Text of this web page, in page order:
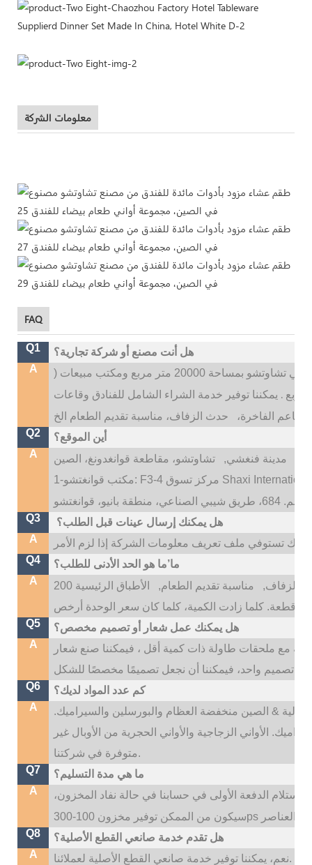
معلومات الشركة
FAQ
Q1
هل أنت مصنع أو شركة تجارية؟
A
20000 متر مربع ومكتب مبيعات (
. يمكننا توفير خدمة الشراء الشامل للفنادق وقاعات
الفاخرة،
Q2
أين الموقع؟
A
مدينة فنغشي,
Q3
هل يمكنك إرسال عينات قبل الطلب؟
A
Q4
ما’ما هو الحد الأدنى للطلب؟
A
الزفاف, مناسبة تقديم الطعام, الأطباق الرئيسية 200
Q5
هل يمكنك عمل شعار أو تصميم مخصص؟
A
إذا كانت اللوحات الرئيسية أكثر من 500 قطعة مع ملحقات طاولة ذات كمية أقل ، فيمكننا صنع شعار
Q6
كم عدد المواد لديك؟
A
عالية & الصين منخفضة العظام والبورسلين والسيراميك.
الأواني الزجاجية والأواني الحجرية من الأوبال غير
متوفرة في شركتنا.
Q7
ما هي مدة التسليم؟
A
وقت التسليم لدينا هو 35 ~ 45 يومًا بعد استلام الدفعة الأولى في حسابنا في حالة نفاد المخزون،
Q8
A
نعم، يمكننا توفير خدمة صانعي القطع الأصلية لعملائنا.